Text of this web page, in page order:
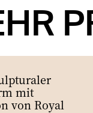
mit
von Royal